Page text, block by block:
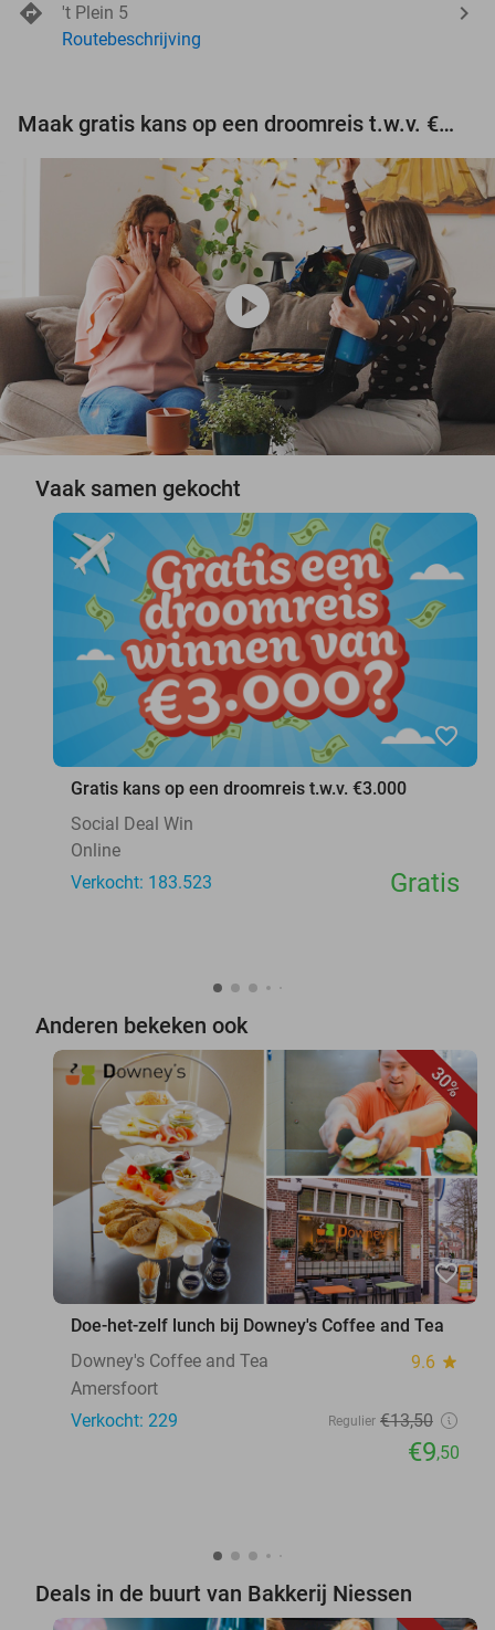
't Plein 5
Routebeschrijving
Maak gratis kans op een droomreis t.w.v. €3.000!
play_circle
Vaak samen gekocht
favorite_border
Gratis kans op een droomreis t.w.v. €3.000
Social Deal Win
Online
Verkocht: 183.523
Gratis
Anderen bekeken ook
30%
favorite_border
Doe-het-zelf lunch bij Downey's Coffee and Tea
Downey's Coffee and Tea
9.6 star
Amersfoort
Verkocht: 229
Regulier €13,50
€9,50
Deals in de buurt van Bakkerij Niessen